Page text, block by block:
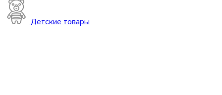
Детские товары